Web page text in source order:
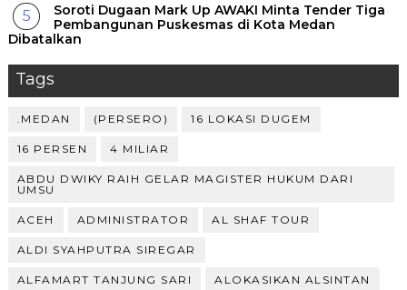
Soroti Dugaan Mark Up AWAKI Minta Tender Tiga
Pembangunan Puskesmas di Kota Medan
Dibatalkan
Tags
.MEDAN (PERSERO) 16 LOKASI DUGEM
16 PERSEN 4 MILIAR
ABDU DWIKY RAIH GELAR MAGISTER HUKUM DARI
UMSU
ACEH ADMINISTRATOR AL SHAF TOUR
ALDI SYAHPUTRA SIREGAR
ALFAMART TANJUNG SARI ALOKASIKAN ALSINTAN